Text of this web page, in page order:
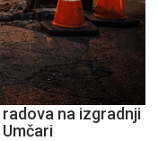
na izgradnji